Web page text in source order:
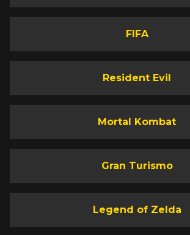
FIFA
Resident Evil
Mortal Kombat
Gran Turismo
Legend of Zelda